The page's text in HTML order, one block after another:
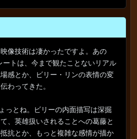
像技術は凄かったですよ。あの
トは、今まで観たことないリアル
感とか、ビリー・リンの表情の変
わってきた。
っとね。ビリーの内面描写は深掘
、英雄扱いされることへの葛藤と
抗とか、もっと複雑な感情が描か